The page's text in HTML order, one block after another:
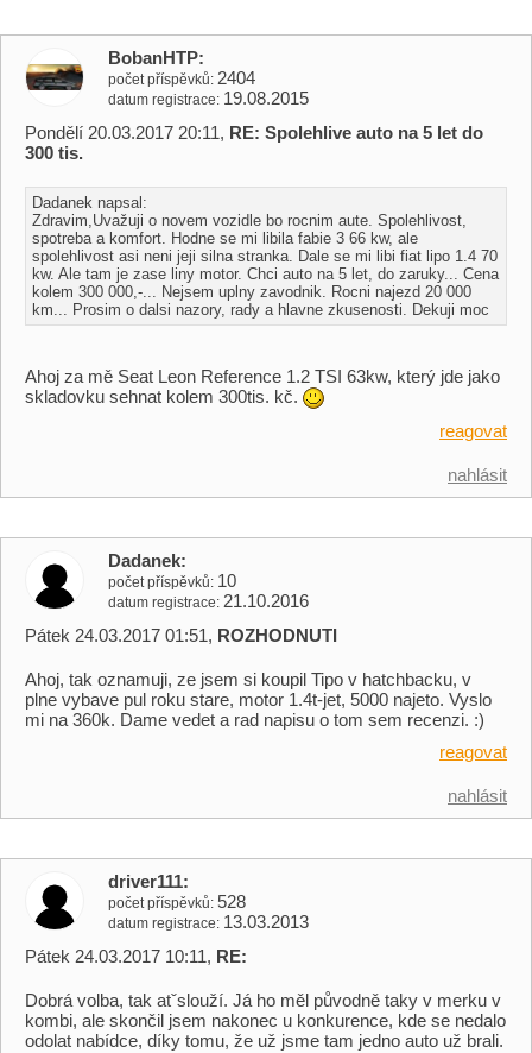
BobanHTP
počet příspěvků 2404
datum registrace 19.08.2015
Pondělí 20.03.2017 20:11, RE: Spolehlive auto na 5 let do
300 tis.
Dadanek napsal:
Zdravim,Uvažuji o novem vozidle bo rocnim aute. Spolehlivost,
spotreba a komfort. Hodne se mi libila fabie 3 66 kw, ale
spolehlivost asi neni jeji silna stranka. Dale se mi libi fiat lipo 1.4 70
kw. Ale tam je zase liny motor. Chci auto na 5 let, do zaruky... Cena
kolem 300 000,-... Nejsem uplny zavodnik. Rocni najezd 20 000
km... Prosim o dalsi nazory, rady a hlavne zkusenosti. Dekuji moc
Ahoj za mě Seat Leon Reference 1.2 TSI 63kw, který jde jako
skladovku sehnat kolem 300tis. kč.
reagovat
nahlásit
Dadanek
počet příspěvků 10
datum registrace 21.10.2016
Pátek 24.03.2017 01:51, ROZHODNUTI
Ahoj, tak oznamuji, ze jsem si koupil Tipo v hatchbacku, v
plne vybave pul roku stare, motor 1.4t-jet, 5000 najeto. Vyslo
mi na 360k. Dame vedet a rad napisu o tom sem recenzi. :)
reagovat
nahlásit
driver111
počet příspěvků 528
datum registrace 13.03.2013
Pátek 24.03.2017 10:11, RE:
Dobrá volba, tak atˇslouží. Já ho měl původně taky v merku v
kombi, ale skončil jsem nakonec u konkurence, kde se nedalo
odolat nabídce, díky tomu, že už jsme tam jedno auto už brali.